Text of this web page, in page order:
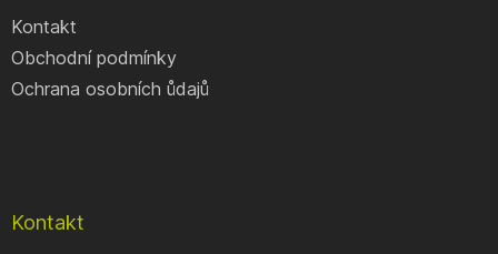
Kontakt
Obchodní podmínky
Ochrana osobních ůdajů
Kontakt